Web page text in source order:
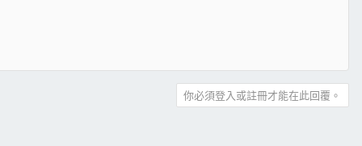
你必須登入或註冊才能在此回覆。